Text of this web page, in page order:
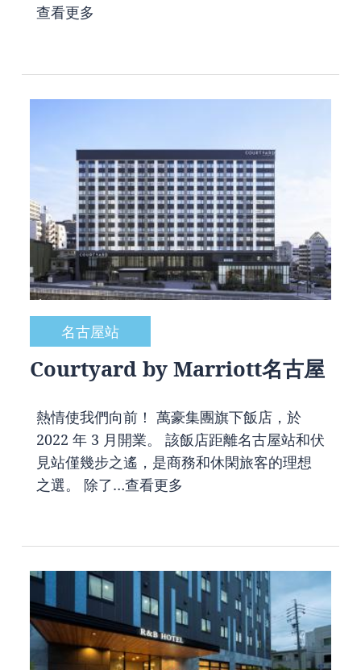
查看更多
名古屋站
Courtyard by Marriott名古屋
熱情使我們向前！ 萬豪集團旗下飯店，於
2022 年 3 月開業。 該飯店距離名古屋站和伏
見站僅幾步之遙，是商務和休閑旅客的理想
之選。 除了…查看更多